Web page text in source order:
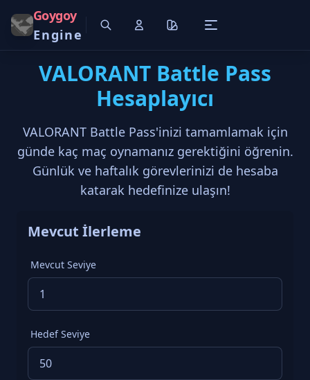
Goygoy
Engine
VALORANT Battle Pass
Hesaplayıcı
VALORANT Battle Pass'inizi tamamlamak için
günde kaç maç oynamanız gerektiğini öğrenin.
Günlük ve haftalık görevlerinizi de hesaba
katarak hedefinize ulaşın!
Mevcut İlerleme
Mevcut Seviye
Hedef Seviye